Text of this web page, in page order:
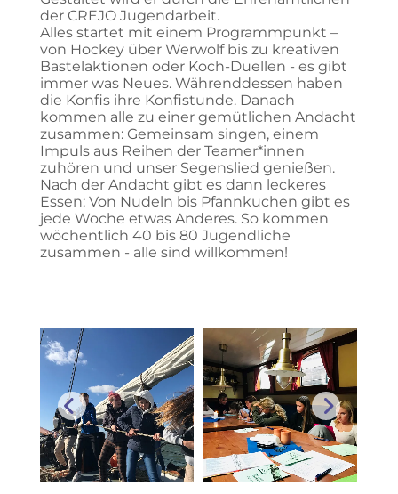
der CREJO Jugendarbeit.
Alles startet mit einem Programmpunkt –
von Hockey über Werwolf bis zu kreativen
Bastelaktionen oder Koch-Duellen - es gibt
immer was Neues. Währenddessen haben
die Konfis ihre Konfistunde. Danach
kommen alle zu einer gemütlichen Andacht
zusammen: Gemeinsam singen, einem
Impuls aus Reihen der Teamer*innen
zuhören und unser Segenslied genießen.
Nach der Andacht gibt es dann leckeres
Essen: Von Nudeln bis Pfannkuchen gibt es
jede Woche etwas Anderes. So kommen
wöchentlich 40 bis 80 Jugendliche
zusammen - alle sind willkommen!